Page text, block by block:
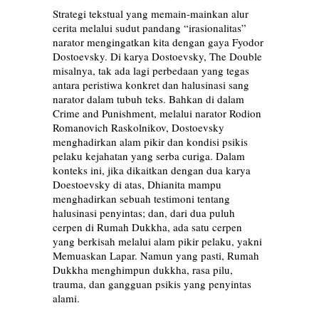
Strategi tekstual yang memain-mainkan alur
cerita melalui sudut pandang “irasionalitas”
narator mengingatkan kita dengan gaya Fyodor
Dostoevsky. Di karya Dostoevsky, The Double
misalnya, tak ada lagi perbedaan yang tegas
antara peristiwa konkret dan halusinasi sang
narator dalam tubuh teks. Bahkan di dalam
Crime and Punishment, melalui narator Rodion
Romanovich Raskolnikov, Dostoevsky
menghadirkan alam pikir dan kondisi psikis
pelaku kejahatan yang serba curiga. Dalam
konteks ini, jika dikaitkan dengan dua karya
Doestoevsky di atas, Dhianita mampu
menghadirkan sebuah testimoni tentang
halusinasi penyintas; dan, dari dua puluh
cerpen di Rumah Dukkha, ada satu cerpen
yang berkisah melalui alam pikir pelaku, yakni
Memuaskan Lapar. Namun yang pasti, Rumah
Dukkha menghimpun dukkha, rasa pilu,
trauma, dan gangguan psikis yang penyintas
alami.